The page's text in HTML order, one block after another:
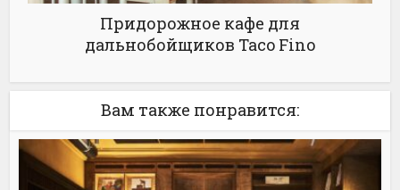
Придорожное кафе для
дальнобойщиков Taco Fino
Вам также понравится: